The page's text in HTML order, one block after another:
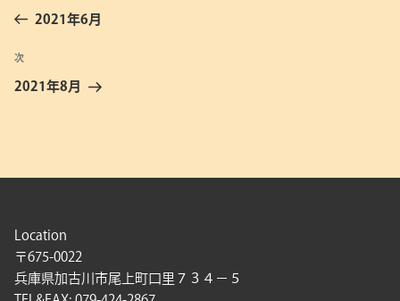
ビ
ゲ
ン
の
稿
2021年6月
次
の
次
2021年8月
Location
〒675-0022
兵庫県加古川市尾上町口里７３４－５